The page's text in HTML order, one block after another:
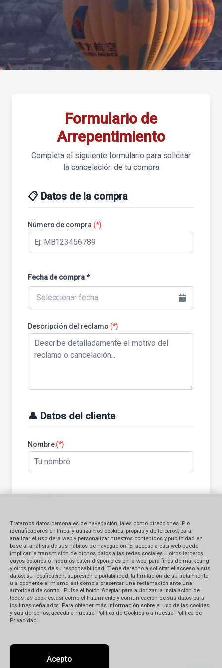
Formulario de
Arrepentimiento
Completa el siguiente formulario para solicitar
la cancelación de tu compra
📋 Datos de la compra
Número de compra (*)
Fecha de compra *
Seleccionar fecha
Descripción del reclamo (*)
👤 Datos del cliente
Nombre (*)
E-mail (*)
Teléfono (*)
Tratamos datos personales de navegación, tales como direcciones IP o
identificadores en línea, y utilizamos cookies, propias y de terceros, para
analizar el uso de la web y personalizar nuestros contenidos y publicidad en
base al análisis de sus hábitos de navegación. El acceso a esta web puede
implicar la transmisión de dichos datos a las redes sociales u otros terceros
cuyos botones o módulos estén disponibles en la web, para fines de marketing
y otros propios de su responsabilidad. Tiene derecho a solicitar el acceso a sus
datos, su rectificación, supresión o portabilidad, la limitación de su tratamiento
u a oponerse al mismo, así como a presentar una reclamación ante una
autoridad de control. Pulse el botón Aceptar para autorizar la instalación de
todas las cookies, así como el tratamiento y comunicación de sus datos para
los fines señalados. Para obtener más información sobre el uso de las cookies
y sus derechos, acceda a nuestra Política de Cookies o a nuestra Política de
Privacidad
Acepto